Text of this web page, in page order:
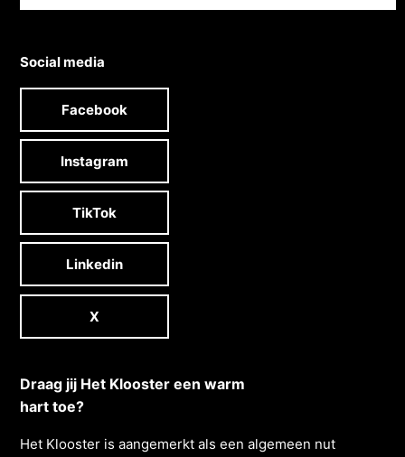
Social media
Facebook
Instagram
TikTok
Linkedin
X
Draag jij Het Klooster een warm
hart toe?
Het Klooster is aangemerkt als een algemeen nut